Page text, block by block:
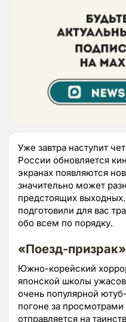
Уже завтра наступит
России обновляется
экранах появляются
значительно может
предстоящих
подготовили для вас
обо всем по порядку.
«Поезд-
Южно-корейский
японской школы
очень популярной
погоне за просмотрами
отправляется на